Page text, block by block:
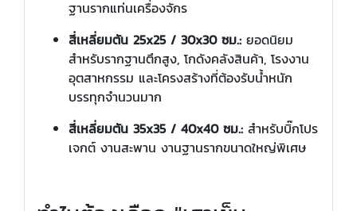
ฐานรากแท่นเครื่องจักร
สี่เหลี่ยมตัน 25x25 / 30x30 ซม.: ยอดนิยม
สำหรับรากฐานตึกสูง, โกดังคลังสินค้า, โรงงาน
อุตสาหกรรม และโครงสร้างที่ต้องรับน้ำหนัก
บรรทุกจำนวนมาก
สี่เหลี่ยมตัน 35x35 / 40x40 ซม.: สำหรับบิ๊กโปร
เจกต์ งานสะพาน งานฐานรากขนาดใหญ่พิเศษ